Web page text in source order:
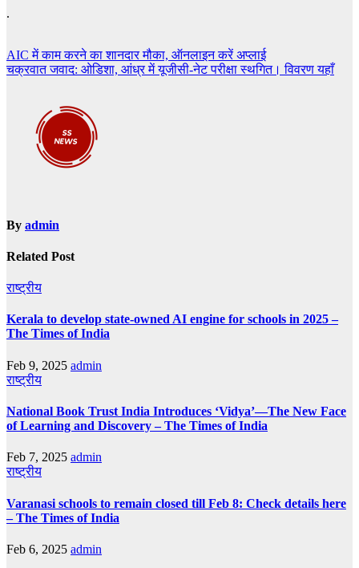
.
Post
navigation
AIC में काम करने का शानदार मौका, ऑनलाइन करें अप्लाई
चक्रवात जवाद: ओडिशा, आंध्र में यूजीसी-नेट परीक्षा स्थगित। विवरण यहाँ
By admin
Related Post
राष्ट्रीय
Kerala to develop state-owned AI engine for schools in 2025 –
The Times of India
Feb 9, 2025 admin
राष्ट्रीय
National Book Trust India Introduces ‘Vidya’—The New Face
of Learning and Discovery – The Times of India
Feb 7, 2025 admin
राष्ट्रीय
Varanasi schools to remain closed till Feb 8: Check details here
– The Times of India
Feb 6, 2025 admin